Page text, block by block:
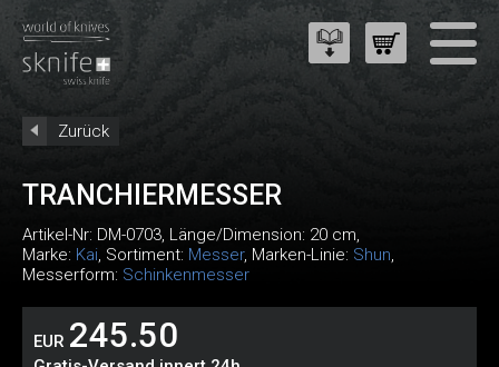
Zurück
TRANCHIERMESSER
Artikel-Nr: DM-0703, Länge/Dimension: 20 cm,
Marke: Kai, Sortiment: Messer, Marken-Linie: Shun,
Messerform: Schinkenmesser
EUR 245.50